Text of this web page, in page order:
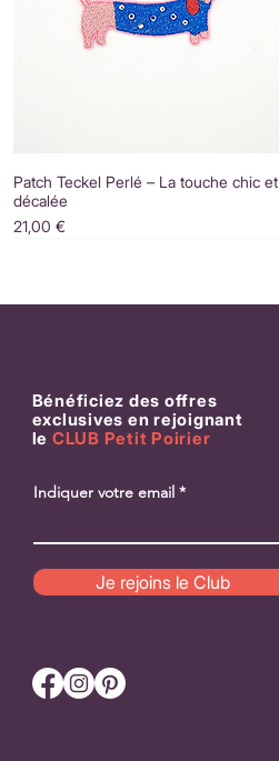
Patch Teckel Perlé – La touche chic et
décalée
Prix
21,00 €
cultiver la joie simple
Bénéficiez des offres
exclusives en rejoignant
le CLUB Petit Poirier
Indiquer votre email
Je rejoins le Club